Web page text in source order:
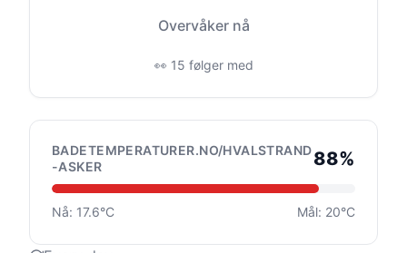
Overvåker nå
👀 15 følger med
BADETEMPERATURER.NO/HVALSTRAND
-ASKER
88%
Nå: 17.6°C Mål: 20°C